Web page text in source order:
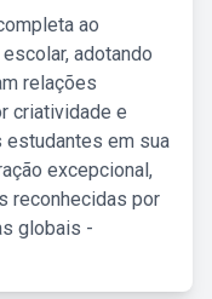
ao
adotando
relações
criatividade e
estudantes em sua
excepcional,
reconhecidas por
globais -